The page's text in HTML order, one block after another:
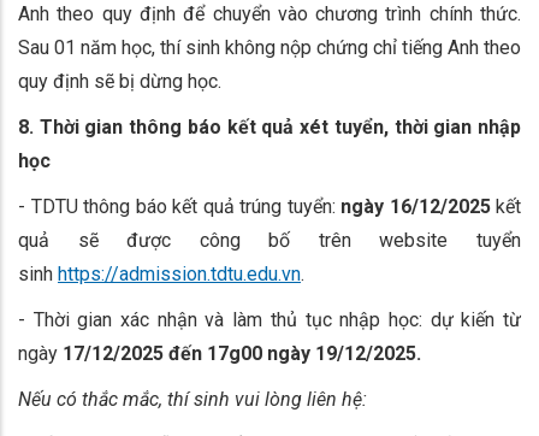
Anh theo quy định để chuyển vào chương trình chính thức.
Sau 01 năm học, thí sinh không nộp chứng chỉ tiếng Anh theo
quy định sẽ bị dừng học.
8. Thời gian thông báo kết quả xét tuyển, thời gian nhập
học
- TDTU thông báo kết quả trúng tuyển: ngày 16/12/2025kết
quả sẽ được công bố trên website tuyển
sinh https://admission.tdtu.edu.vn.
- Thời gian xác nhận và làm thủ tục nhập học: dự kiến từ
ngày 17/12/2025 đến 17g00 ngày 19/12/2025.
Nếu có thắc mắc, thí sinh vui lòng liên hệ: